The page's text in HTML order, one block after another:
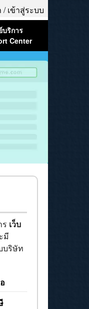
/เข้าสู่ระบบ
ริการ
Center
เว็บ
มี
บริษัท